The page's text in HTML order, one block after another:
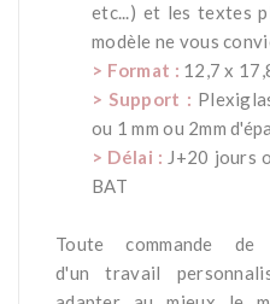
etc...) et les textes
modèle ne vous
> Format : 12,7 x
> Support :
ou 1 mm ou 2mm
> Délai : J+20 jours
BAT
Toute commande
d'un travail